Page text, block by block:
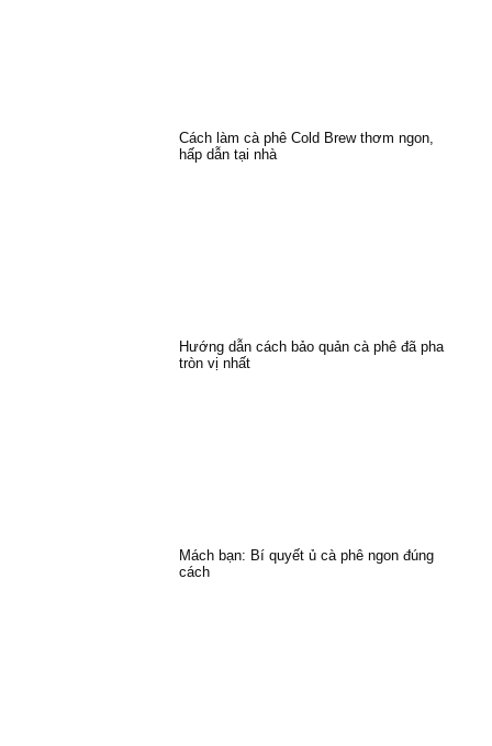
Cách làm cà phê Cold Brew thơm ngon,
hấp dẫn tại nhà
Hướng dẫn cách bảo quản cà phê đã pha
tròn vị nhất
Mách bạn: Bí quyết ủ cà phê ngon đúng
cách